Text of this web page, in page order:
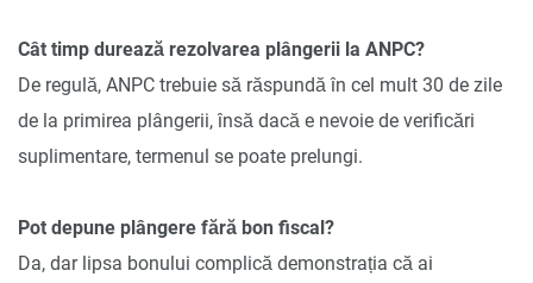
Cât timp durează rezolvarea plângerii la ANPC?
De regulă, ANPC trebuie să răspundă în cel mult 30 de zile
de la primirea plângerii, însă dacă e nevoie de verificări
suplimentare, termenul se poate prelungi.
Pot depune plângere fără bon fiscal?
Da, dar lipsa bonului complică demonstrația că ai